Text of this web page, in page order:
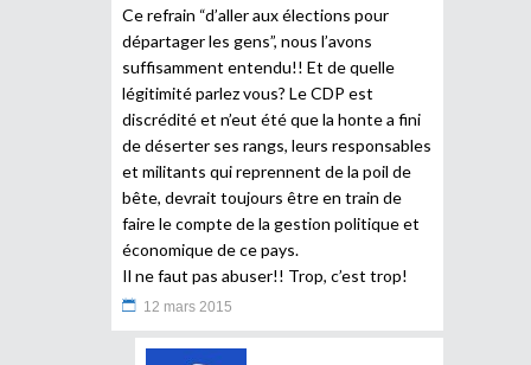
Ce refrain “d’aller aux élections pour
départager les gens”, nous l’avons
suffisamment entendu!! Et de quelle
légitimité parlez vous? Le CDP est
discrédité et n’eut été que la honte a fini
de déserter ses rangs, leurs responsables
et militants qui reprennent de la poil de
bête, devrait toujours être en train de
faire le compte de la gestion politique et
économique de ce pays.
Il ne faut pas abuser!! Trop, c’est trop!
12 mars 2015